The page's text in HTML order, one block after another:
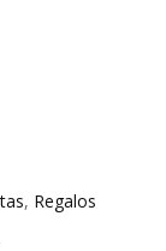
, Regalos